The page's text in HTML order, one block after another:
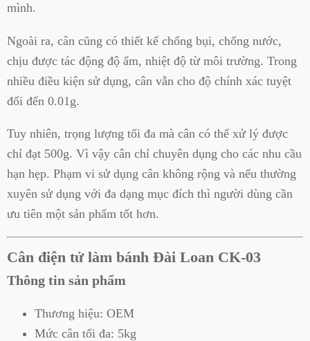
mình.
Ngoài ra, cân cũng có thiết kế chống bụi, chống nước,
chịu được tác động độ ẩm, nhiệt độ từ môi trường. Trong
nhiều điều kiện sử dụng, cân vẫn cho độ chính xác tuyệt
đối đến 0.01g.
Tuy nhiên, trọng lượng tối đa mà cân có thể xử lý được
chỉ đạt 500g. Vì vậy cân chỉ chuyên dụng cho các nhu cầu
hạn hẹp. Phạm vi sử dụng cân không rộng và nếu thường
xuyên sử dụng với đa dạng mục đích thì người dùng cần
ưu tiên một sản phẩm tốt hơn.
Cân điện tử làm bánh Đài Loan CK-03
Thông tin sản phẩm
Thương hiệu: OEM
Mức cân tối đa: 5kg